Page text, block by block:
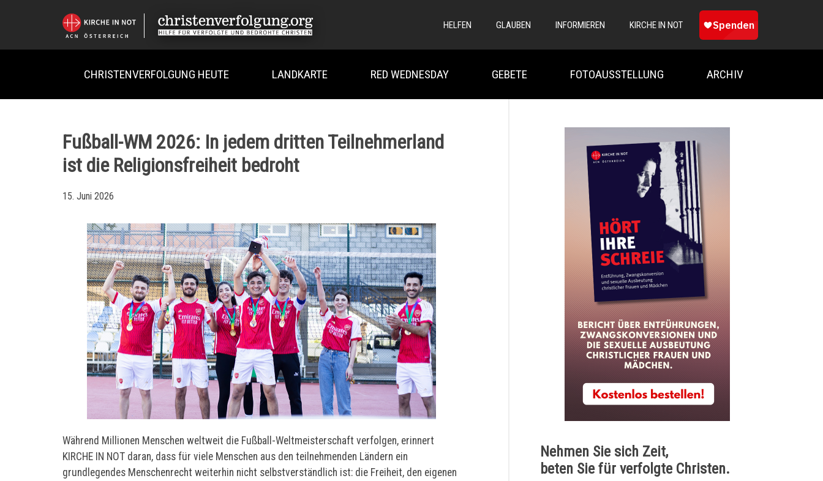
HELFEN GLAUBEN INFORMIEREN KIRCHE IN NOT
CHRISTENVERFOLGUNG HEUTE LANDKARTE RED WEDNESDAY GEBETE FOTOAUSSTELLUNG ARCHIV
Fußball-WM 2026: In jedem dritten Teilnehmerland
ist die Religionsfreiheit bedroht
15. Juni 2026
Während Millionen Menschen weltweit die Fußball-Weltmeisterschaft verfolgen, erinnert
KIRCHE IN NOT daran, dass für viele Menschen aus den teilnehmenden Ländern ein
grundlegendes Menschenrecht weiterhin nicht selbstverständlich ist: die Freiheit, den eigenen
Nehmen Sie sich Zeit,
beten Sie für verfolgte Christen.